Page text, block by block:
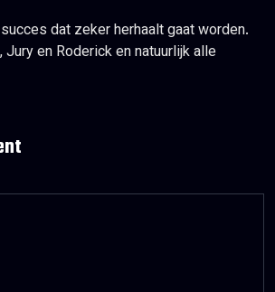
dat zeker herhaalt gaat worden.
Jury en Roderick en natuurlijk alle